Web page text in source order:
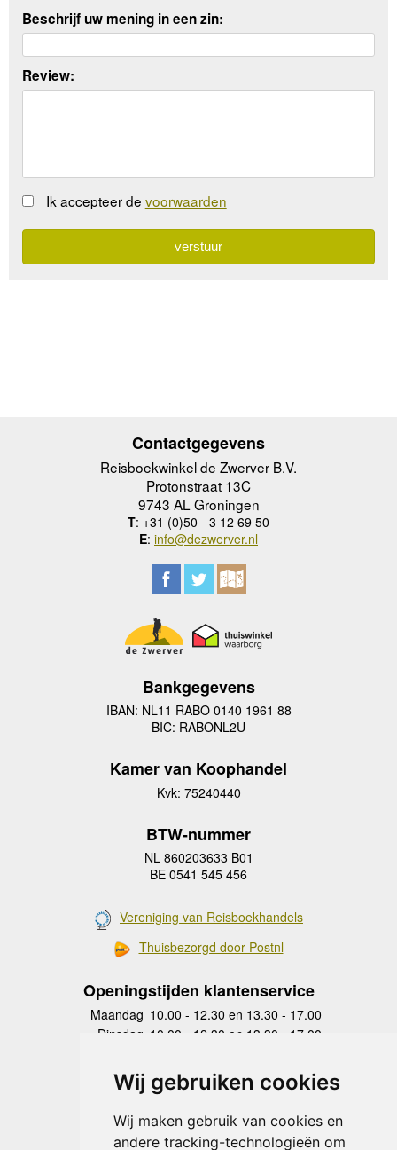
Wij gebruiken cookies
Wij maken gebruik van cookies en
andere tracking-technologieën om
Beschrijf uw mening in een zin:
Review:
Ik accepteer de voorwaarden
Contactgegevens
Reisboekwinkel de Zwerver B.V.
Protonstraat 13C
9743 AL Groningen
T: +31 (0)50 - 3 12 69 50
E: info@dezwerver.nl
Bankgegevens
IBAN: NL11 RABO 0140 1961 88
BIC: RABONL2U
Kamer van Koophandel
Kvk: 75240440
BTW-nummer
NL 860203633 B01
BE 0541 545 456
Vereniging van Reisboekhandels
Thuisbezorgd door Postnl
Openingstijden klantenservice
Maandag 10.00 - 12.30 en 13.30 - 17.00
Dinsdag 10.00 - 12.30 en 13.30 - 17.00
Donderdag
10.00 - 12.30 en 13.30 - 17.00
Vrijdag 10.00 - 12.30 en 13.30 - 17.00
Zaterdag
gesloten
Zondag gesloten